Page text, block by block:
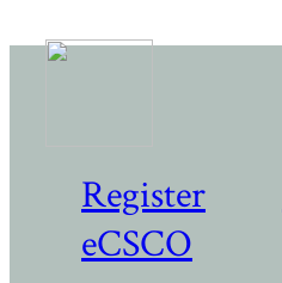
Register
eCSCO